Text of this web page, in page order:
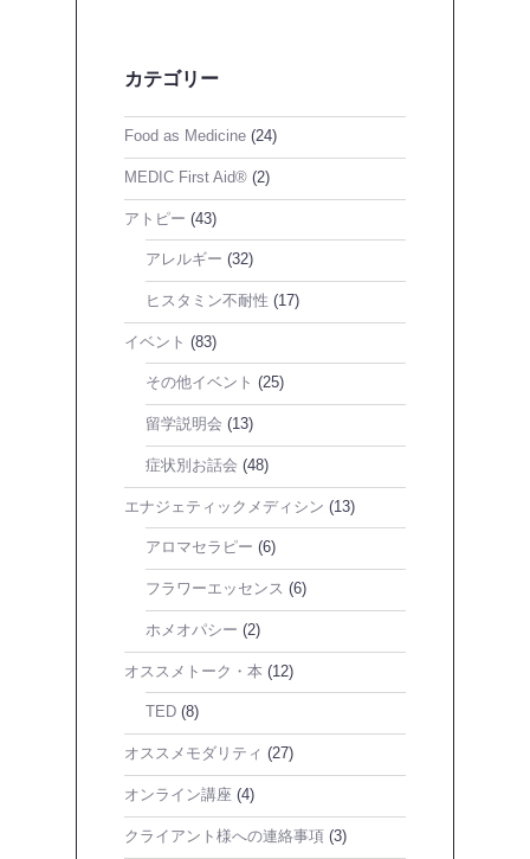
カテゴリー
Food as Medicine (24)
MEDIC First Aid® (2)
アトピー (43)
アレルギー (32)
ヒスタミン不耐性 (17)
イベント (83)
その他イベント (25)
留学説明会 (13)
症状別お話会 (48)
エナジェティックメディシン (13)
アロマセラピー (6)
フラワーエッセンス (6)
ホメオパシー (2)
オススメトーク・本 (12)
TED (8)
オススメモダリティ (27)
オンライン講座 (4)
クライアント様への連絡事項 (3)